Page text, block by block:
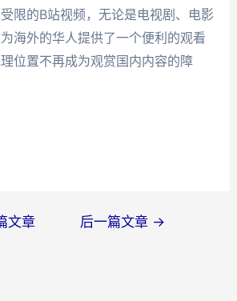
限的B站视频，无论是电视剧、电影
海外的华人提供了一个便利的观看
位置不再成为观赏国内内容的障
文章 后一篇文章 →